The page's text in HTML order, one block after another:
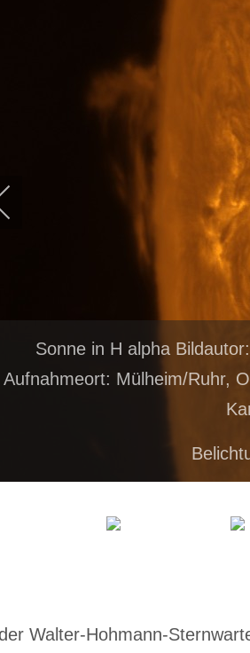
Sonne in H alpha
Aufnahmeort: Mülheim/Ruhr,
Walter-Hohmann-